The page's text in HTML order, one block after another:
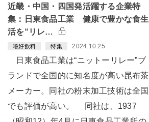
近畿・中国・四国発活躍する企業特
集：日東食品工業 健康で豊かな食生
活を“リレ…
嗜好飲料 特集 2024.10.25
日東食品工業は“ニットーリレー”ブ
ランドで全国的に知名度が高い昆布茶
メーカー。同社の粉末加工技術は全国
でも評価が高い。 同社は、1937